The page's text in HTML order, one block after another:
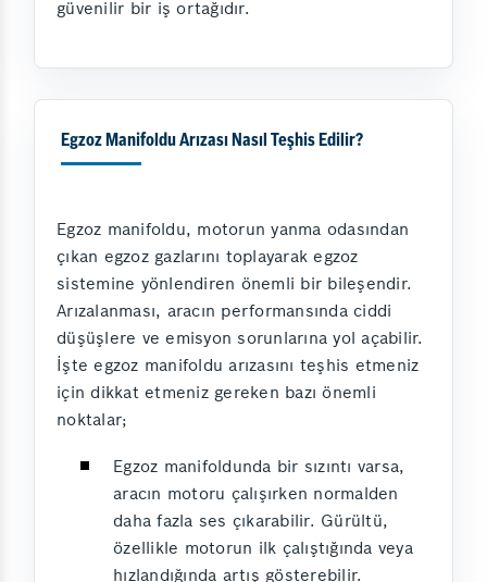
güvenilir bir iş ortağıdır.
Egzoz Manifoldu Arızası Nasıl Teşhis Edilir?
Egzoz manifoldu, motorun yanma odasından
çıkan egzoz gazlarını toplayarak egzoz
sistemine yönlendiren önemli bir bileşendir.
Arızalanması, aracın performansında ciddi
düşüşlere ve emisyon sorunlarına yol açabilir.
İşte egzoz manifoldu arızasını teşhis etmeniz
için dikkat etmeniz gereken bazı önemli
noktalar;
Egzoz manifoldunda bir sızıntı varsa,
aracın motoru çalışırken normalden
daha fazla ses çıkarabilir. Gürültü,
özellikle motorun ilk çalıştığında veya
hızlandığında artış gösterebilir.